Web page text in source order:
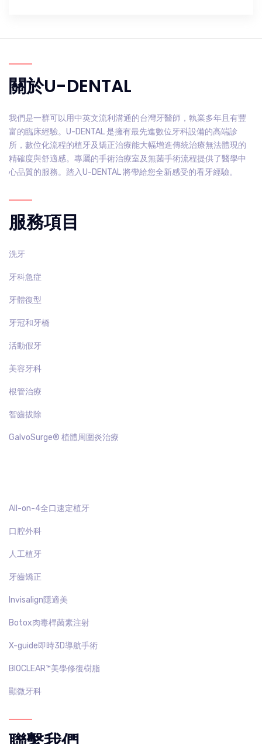
關於U-DENTAL
我們是一群可以用中英文流利溝通的台灣牙醫師，執業多年且有豐
富的臨床經驗。U-DENTAL 是擁有最先進數位牙科設備的高端診
所，數位化流程的植牙及矯正治療能大幅增進傳統治療無法體現的
精確度與舒適感。專屬的手術治療室及無菌手術流程提供了醫學中
心品質的服務。踏入U-DENTAL 將帶給您全新感受的看牙經驗。
服務項目
洗牙
牙科急症
牙體復型
牙冠和牙橋
活動假牙
美容牙科
根管治療
智齒拔除
GalvoSurge®️ 植體周圍炎治療
All-on-4全口速定植牙
口腔外科
人工植牙
牙齒矯正
Invisalign隱適美
Botox肉毒桿菌素注射
X-guide即時3D導航手術
BIOCLEAR™️美學修復樹脂
顯微牙科